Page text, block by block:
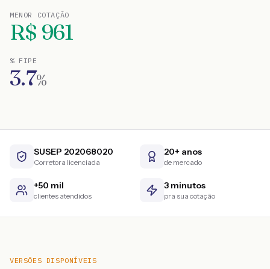
MENOR COTAÇÃO
R$ 961
% FIPE
3.7%
SUSEP 202068020
Corretora licenciada
20+ anos
de mercado
+50 mil
clientes atendidos
3 minutos
pra sua cotação
VERSÕES DISPONÍVEIS